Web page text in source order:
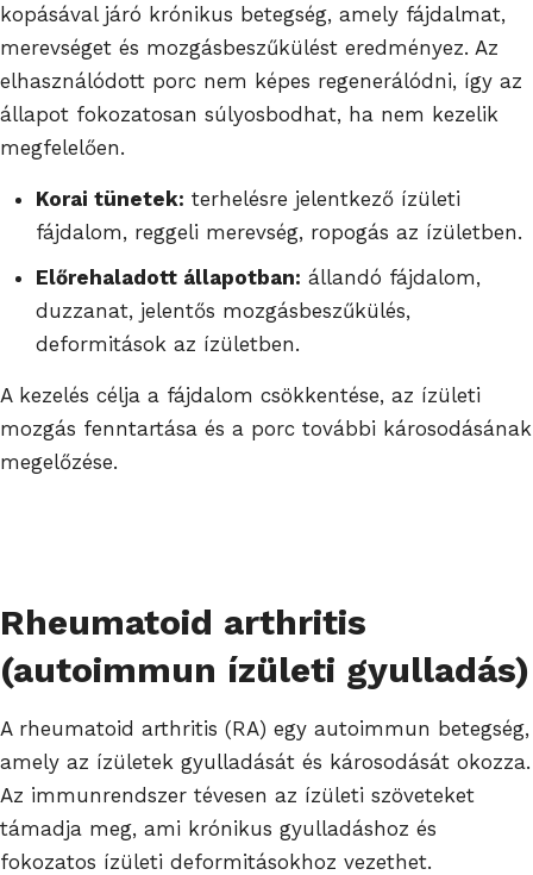
kopásával járó krónikus betegség, amely fájdalmat,
merevséget és mozgásbeszűkülést eredményez. Az
elhasználódott porc nem képes regenerálódni, így az
állapot fokozatosan súlyosbodhat, ha nem kezelik
megfelelően.
Korai tünetek: terhelésre jelentkező ízületi
fájdalom, reggeli merevség, ropogás az ízületben.
Előrehaladott állapotban: állandó fájdalom,
duzzanat, jelentős mozgásbeszűkülés,
deformitások az ízületben.
A kezelés célja a fájdalom csökkentése, az ízületi
mozgás fenntartása és a porc további károsodásának
megelőzése.
Rheumatoid arthritis
(autoimmun ízületi gyulladás)
A rheumatoid arthritis (RA) egy autoimmun betegség,
amely az ízületek gyulladását és károsodását okozza.
Az immunrendszer tévesen az ízületi szöveteket
támadja meg, ami krónikus gyulladáshoz és
fokozatos ízületi deformitásokhoz vezethet.